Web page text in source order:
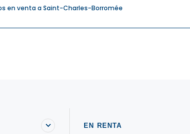
en venta a Saint-Charles-Borromée
EN RENTA